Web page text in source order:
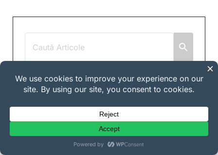
Resurse populare
Optimizarea motorului generativ pentru
comerțul electronic: Ce înseamnă de fapt
(și de unde să începi)